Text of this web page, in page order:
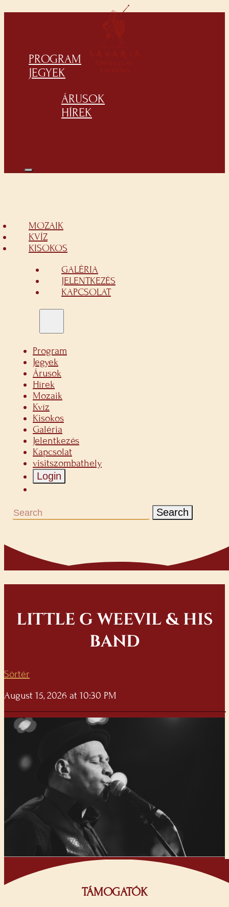
PROGRAM
JEGYEK
ÁRUSOK
HÍREK
MOZAIK
KVÍZ
KISOKOS
GALÉRIA
JELENTKEZÉS
KAPCSOLAT
Program
Jegyek
Árusok
Hírek
Mozaik
Kvíz
Kisokos
Galéria
Jelentkezés
Kapcsolat
visitszombathely
Login
Search
LITTLE G WEEVIL & HIS
BAND
Sörtér
August 15, 2026 at 10:30 PM
TÁMOGATÓK